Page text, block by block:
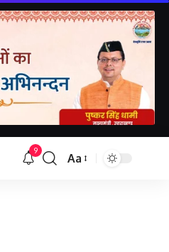
9
Aa